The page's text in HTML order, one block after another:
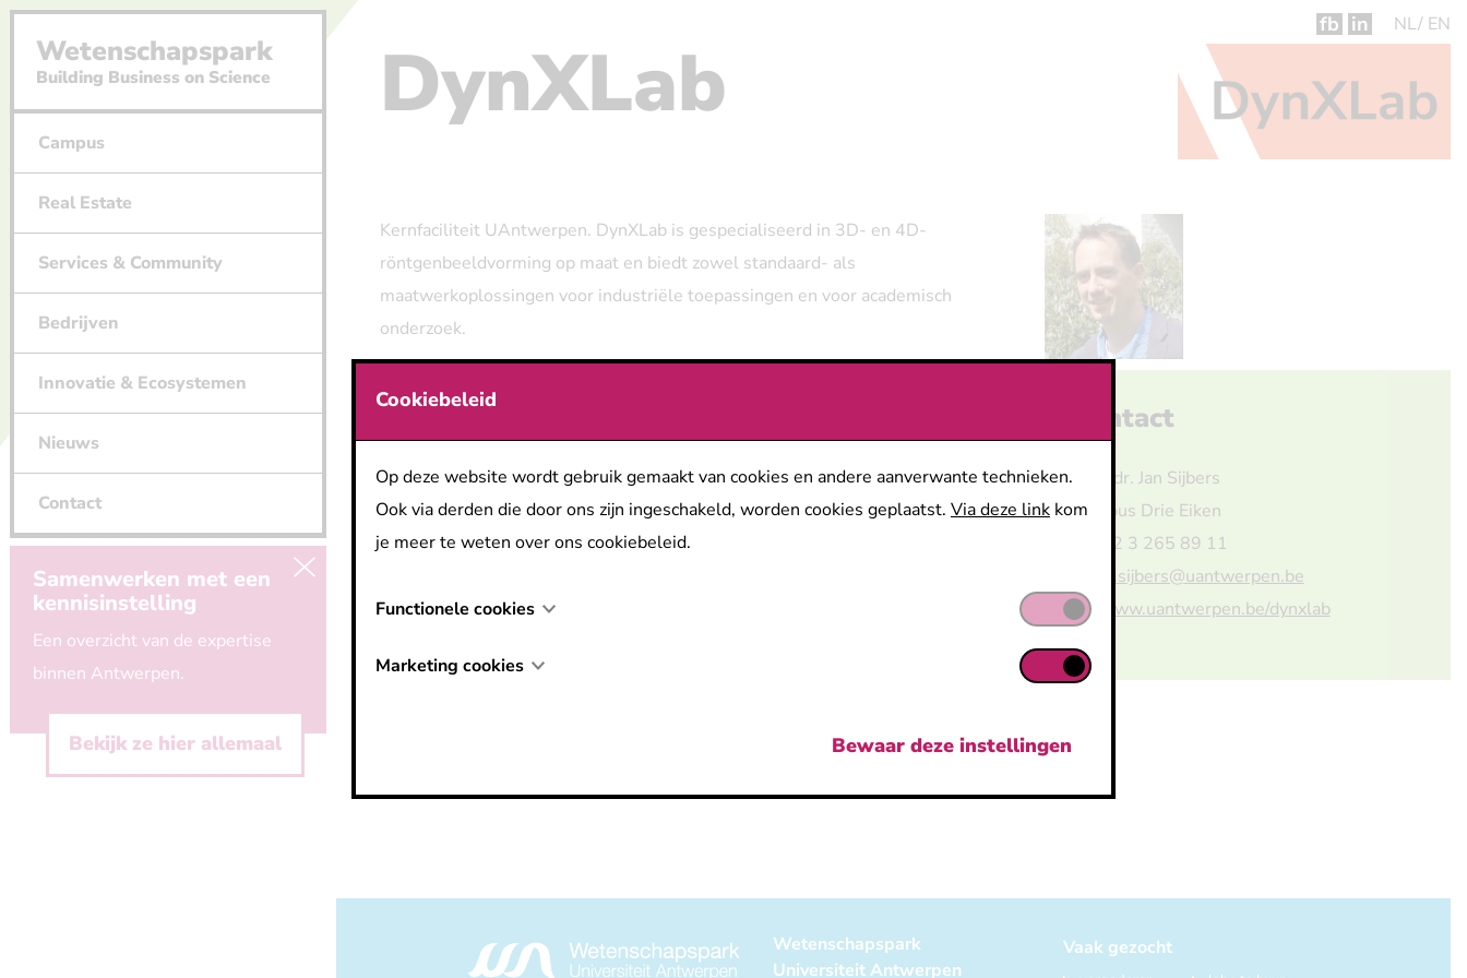
fb in NL EN
Wetenschapspark
Building Business on Science
Campus
Real Estate
Services & Community
Bedrijven
Innovatie & Ecosystemen
Nieuws
Contact
Samenwerken met een
kennisinstelling
Een overzicht van de expertise
binnen Antwerpen.
Bekijk ze hier allemaal
DynXLab
Kernfaciliteit UAntwerpen. DynXLab is gespecialiseerd in 3D- en 4D-
röntgenbeeldvorming op maat en biedt zowel standaard- als
maatwerkoplossingen voor industriële toepassingen en voor academisch
onderzoek.
Bekijk hier de fiche van DynXLab Contact
Prof. dr. Jan Sijbers
Campus Drie Eiken
T: +32 3 265 89 11
jan.sijbers@uantwerpen.be
W:
www.uantwerpen.be/dynxlab
Wetenschapspark
Universiteit Antwerpen
Vaak gezocht
Cookiebeleid
Op deze website wordt gebruik gemaakt van cookies en andere aanverwante technieken.
Ook via derden die door ons zijn ingeschakeld, worden cookies geplaatst. Via deze link kom
je meer te weten over ons cookiebeleid.
Functionele cookies
Marketing cookies
Bewaar deze instellingen